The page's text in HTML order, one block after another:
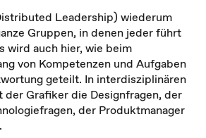
Leadership) wiederum
Gruppen, in denen jeder führt
wird auch hier, wie beim
von Kompetenzen und Aufgaben
geteilt. In interdisziplinären
der Grafiker die Designfragen, der
der Produktmanager